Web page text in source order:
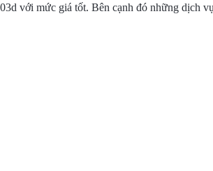
với mức giá tốt. Bên cạnh đó những dịch